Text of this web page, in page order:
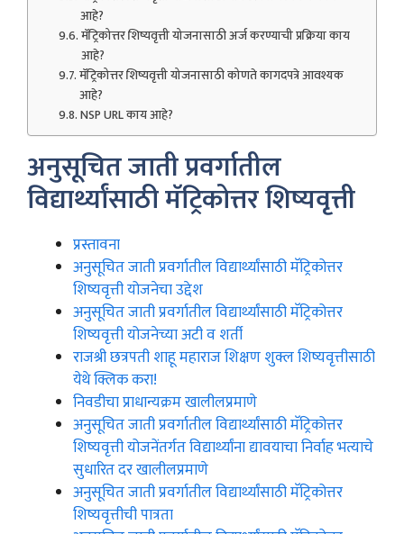
आहे?
मॅट्रिकोत्तर शिष्यवृत्ती योजनासाठी अर्ज करण्याची प्रक्रिया काय
आहे?
मॅट्रिकोत्तर शिष्यवृत्ती योजनासाठी कोणते कागदपत्रे आवश्यक
आहे?
NSP URL काय आहे?
अनुसूचित जाती प्रवर्गातील
विद्यार्थ्यांसाठी मॅट्रिकोत्तर शिष्यवृत्ती
प्रस्तावना
अनुसूचित जाती प्रवर्गातील विद्यार्थ्यांसाठी मॅट्रिकोत्तर
शिष्यवृत्ती योजनेचा उद्देश
अनुसूचित जाती प्रवर्गातील विद्यार्थ्यांसाठी मॅट्रिकोत्तर
शिष्यवृत्ती योजनेच्या अटी व शर्ती
राजश्री छत्रपती शाहू महाराज शिक्षण शुक्ल शिष्यवृत्तीसाठी
येथे क्लिक करा!
निवडीचा प्राधान्यक्रम खालीलप्रमाणे
अनुसूचित जाती प्रवर्गातील विद्यार्थ्यांसाठी मॅट्रिकोत्तर
शिष्यवृत्ती योजनेंतर्गत विद्यार्थ्यांना द्यावयाचा निर्वाह भत्याचे
सुधारित दर खालीलप्रमाणे
अनुसूचित जाती प्रवर्गातील विद्यार्थ्यांसाठी मॅट्रिकोत्तर
शिष्यवृत्तीची पात्रता